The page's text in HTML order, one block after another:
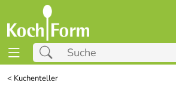
< Kuchenteller